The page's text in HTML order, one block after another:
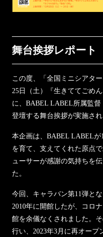
舞台挨拶レポート
この度、「全国ミニシアタ
25日（土）『生きててごめ
に、BABEL LABEL所属監
登壇する舞台挨拶が実施され
本企画は、BABEL LABEL
を育て、支えてくれた原点
ューサーが感謝の気持ちを
た。
今回、キャラバン第11弾と
2010年に開館したが、コロ
館を余儀なくされました。
行い、2023年3月に再オー